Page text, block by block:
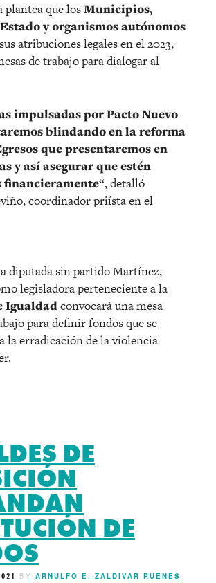
que losMunicipios,
y organismos autónomos
atribuciones legales en el 2023,
de trabajo para dialogar al
impulsadas por Pacto Nuevo
blindando en la reforma
que presentaremos en
y así asegurar que estén
financieramente“, detalló
coordinador priísta en el
diputada sin partido Martínez,
legisladora perteneciente a la
Igualdadconvocará una mesa
para definir fondos que se
la erradicación de la violencia
DE
DE
BY ARNULFO E. ZALDIVAR RUENES